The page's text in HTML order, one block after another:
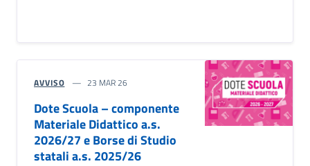
AVVISO 23 MAR 26
Dote Scuola – componente
Materiale Didattico a.s.
2026/27 e Borse di Studio
statali a.s. 2025/26